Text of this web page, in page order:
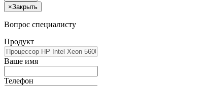
×Закрыть
Вопрос специалисту
Продукт
Ваше имя
Телефон